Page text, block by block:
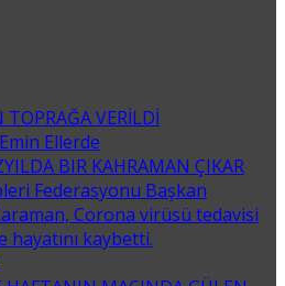
VERİLDİ
Ellerde
BIR KAHRAMAN ÇIKAR
Federasyonu Başkan
Corona virüsü tedavisi
kaybetti.